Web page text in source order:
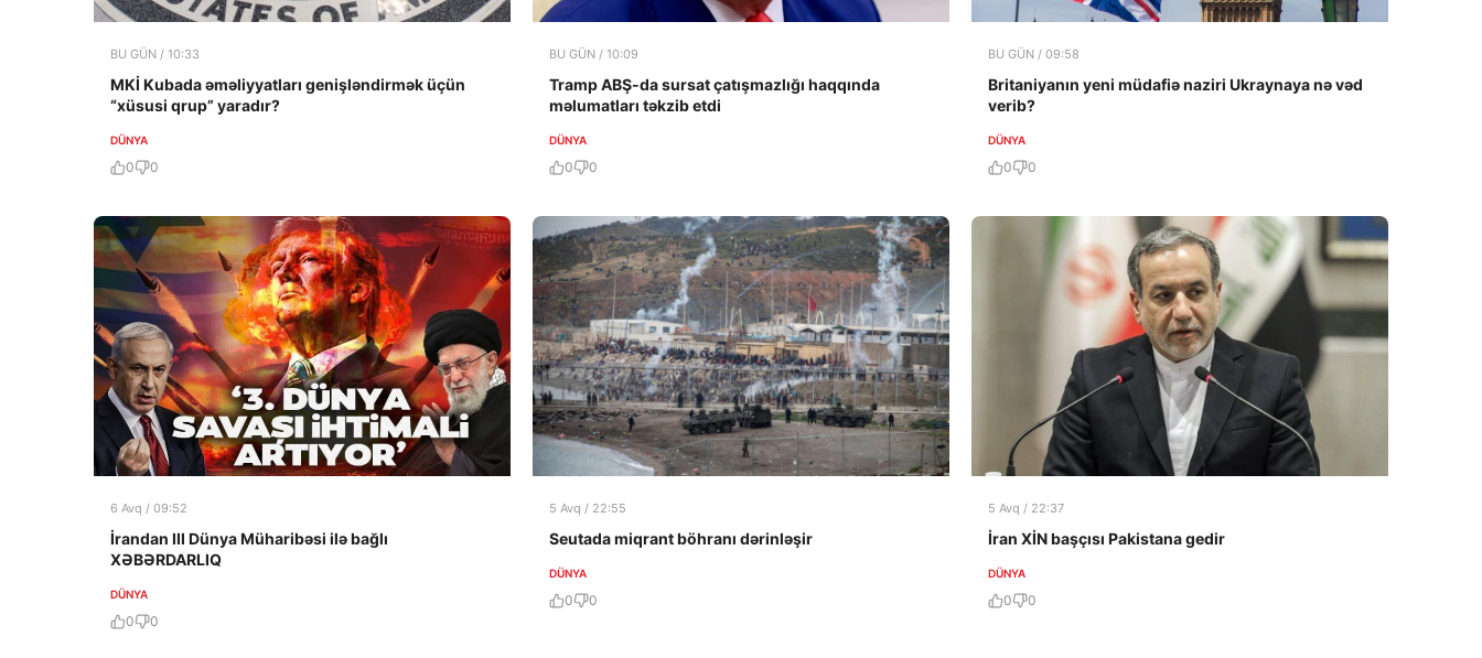
BU GÜN / 10:33
MKİ Kubada əməliyyatları genişləndirmək üçün
“xüsusi qrup” yaradır?
DÜNYA
0 0
BU GÜN / 10:09
Tramp ABŞ-da sursat çatışmazlığı haqqında
məlumatları təkzib etdi
DÜNYA
0 0
BU GÜN / 09:58
Britaniyanın yeni müdafiə naziri Ukraynaya nə vəd
verib?
DÜNYA
0 0
6 Avq / 09:52
İrandan III Dünya Müharibəsi ilə bağlı
XƏBƏRDARLIQ
DÜNYA
0 0
5 Avq / 22:55
Seutada miqrant böhranı dərinləşir
DÜNYA
0 0
5 Avq / 22:37
İran XİN başçısı Pakistana gedir
DÜNYA
0 0